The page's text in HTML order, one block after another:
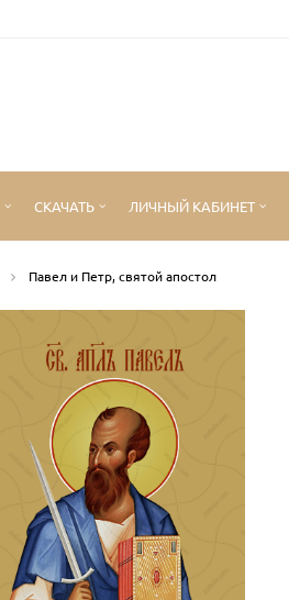
СКАЧАТЬ ЛИЧНЫЙ КАБИНЕТ
Павел и Петр, святой апостол